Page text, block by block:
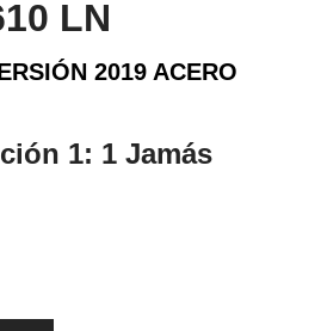
LN
2019 ACERO
1: 1 Jamás